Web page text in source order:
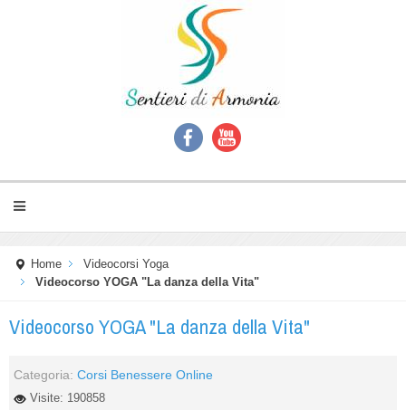
Home
Videocorsi Yoga
Videocorso YOGA "La danza della Vita"
Videocorso YOGA "La danza della Vita"
Categoria: Corsi Benessere Online
Visite: 190858